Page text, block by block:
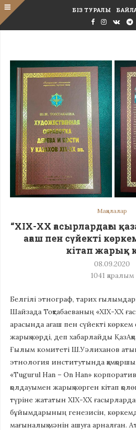
БІЗ ТУРАЛЫ
Мақалалар
“ХІХ-ХХ ғасырлардағы
ағаш пен сүйекті
кітап жарық
08.09.2020
1041 қаралым
Белгілі этнограф, тарих
Шайзада Тоқтабаеваның «ХІХ-ХХ
арасында ағаш пен сүйекті көркем
жарық көрді, деп хабарлайды
Ғылым комитеті Ш.Уәлиханов
этнология институтында
«Tugurul Han – On Han»
қолдауымен жарық көрген кітап
түріне жататын ХІХ-ХХ
бұйымдарының генезисін,
мағыналық мәнін ашуға арналған.